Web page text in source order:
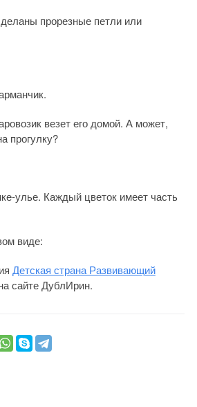
прорезные петли или
везет его домой. А может,
прогулку?
улье. Каждый цветок имеет часть
виде:
Детская страна Развивающий
сайте ДублИрин.